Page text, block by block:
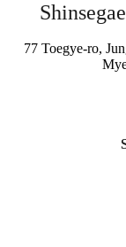
77 Toegye-ro,